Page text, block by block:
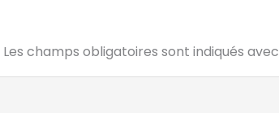
Les champs obligatoires sont indiqués avec